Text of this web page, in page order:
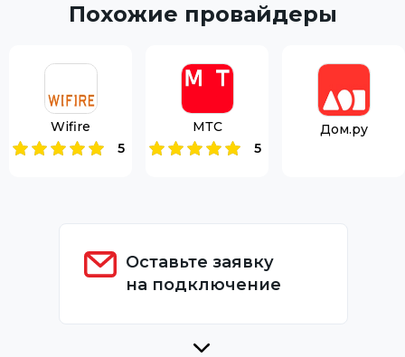
Похожие провайдеры
Wifire
5
МТС
5
Дом.ру
Оставьте заявку
на подключение